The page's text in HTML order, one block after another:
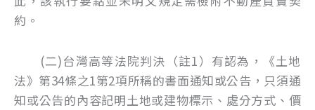
約。
(二)台灣高等法院判決（註1）有認為，《土地
法》第34條之1第2項所稱的書面通知或公告，只須通
知或公告的內容記明土地或建物標示、處分方式、價